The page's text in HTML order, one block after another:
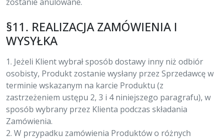
§11. REALIZACJA ZAMÓWIENIA I
WYSYŁKA
1. Jeżeli Klient wybrał sposób dostawy inny niż odbiór
osobisty, Produkt zostanie wysłany przez Sprzedawcę w
terminie wskazanym na karcie Produktu (z
zastrzeżeniem ustępu 2, 3 i 4 niniejszego paragrafu), w
sposób wybrany przez Klienta podczas składania
Zamówienia.
2. W przypadku zamówienia Produktów o różnych